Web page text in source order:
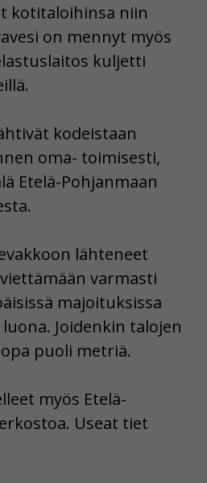
kotitaloihinsa niin
on mennyt myös
kuljetti
kodeistaan
oma- toimisesti,
Etelä-Pohjanmaan
lähteneet
varmasti
majoituksissa
Joidenkin talojen
puoli metriä.
myös Etelä-
Useat tiet